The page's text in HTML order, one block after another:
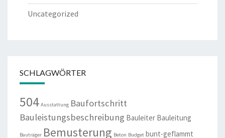
Uncategorized
SCHLAGWÖRTER
504 Ausstattung Baufortschritt
Bauleistungsbeschreibung Bauleiter Bauleitung
Bauträger Bemusterung Beton Budget bunt-geflammt